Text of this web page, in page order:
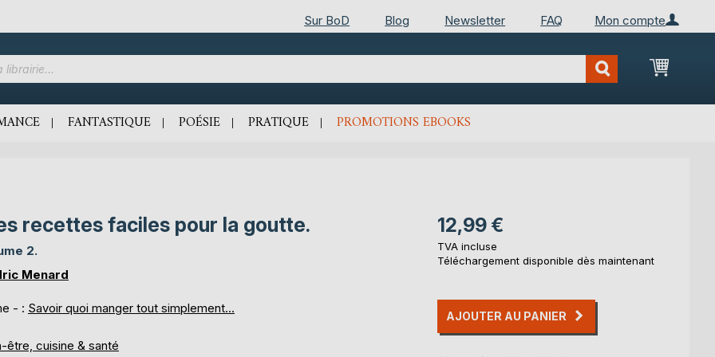
Mon compte
Sur BoD Blog Newsletter FAQ
Mon
FANTASTIQUE POÉSIE PRATIQUE PROMOTIONS EBOOKS
recettes faciles pour la goutte.
2.
Menard
- : Savoir quoi manger tout simplement...
être, cuisine & santé
12,99 €
TVA incluse
Téléchargement disponible dès maintenant
AJOUTER AU PANIER